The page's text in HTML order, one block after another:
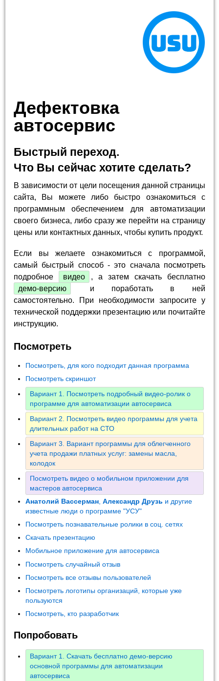
Дефектовка
автосервис
Быстрый переход.
Что Вы сейчас хотите сделать?
В зависимости от цели посещения данной страницы
сайта, Вы можете либо быстро ознакомиться с
программным обеспечением для автоматизации
своего бизнеса, либо сразу же перейти на страницу
цены или контактных данных, чтобы купить продукт.
Если вы желаете ознакомиться с программой,
самый быстрый способ - это сначала посмотреть
подробное
видео
, а затем скачать бесплатно
демо-версию
и поработать в ней
самостоятельно. При необходимости запросите у
технической поддержки презентацию или почитайте
инструкцию.
Посмотреть
Посмотреть, для кого подходит данная программа
Посмотреть скриншот
Вариант 1. Посмотреть подробный видео-ролик о
программе для автоматизации автосервиса
Вариант 2. Посмотреть видео программы для учета
длительных работ на СТО
Вариант 3. Вариант программы для облегченного
учета продажи платных услуг: замены масла,
колодок
Посмотреть видео о мобильном приложении для
мастеров автосервиса
Анатолий Вассерман ,Александр Друзь и другие
известные люди о программе "УСУ"
Посмотреть познавательные ролики в соц. сетях
Скачать презентацию
Мобильное приложение для автосервиса
Посмотреть случайный отзыв
Посмотреть все отзывы пользователей
Посмотреть логотипы организаций, которые уже
пользуются
Посмотреть, кто разработчик
Попробовать
Вариант 1. Скачать бесплатно демо-версию
основной программы для автоматизации
автосервиса